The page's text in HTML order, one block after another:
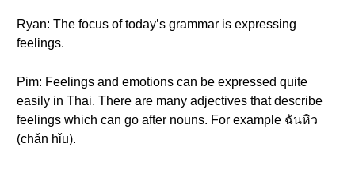
Ryan: The focus of today’s grammar is expressing
feelings.
Pim: Feelings and emotions can be expressed quite
easily in Thai. There are many adjectives that describe
feelings which can go after nouns. For example ฉันหิว
(chǎn hǐu).